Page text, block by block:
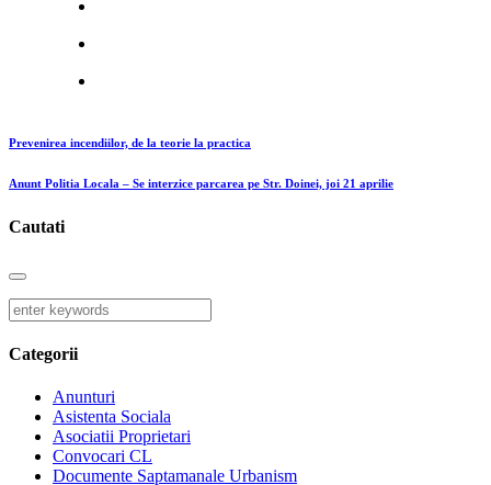
Prevenirea incendiilor, de la teorie la practica
Anunt Politia Locala – Se interzice parcarea pe Str. Doinei, joi 21 aprilie
Cautati
Categorii
Anunturi
Asistenta Sociala
Asociatii Proprietari
Convocari CL
Documente Saptamanale Urbanism